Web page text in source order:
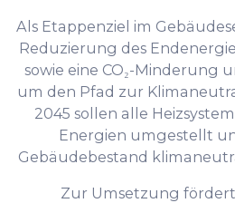
Als Etappenziel im
Reduzierung des
sowie eine CO₂-Minderung
um den Pfad zur
2045 sollen alle
Energien umgestellt
Gebäudebestand
Zur Umsetzung